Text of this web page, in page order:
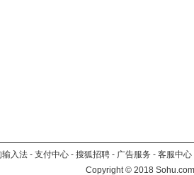
输入法 - 支付中心 - 搜狐招聘 - 广告服务 - 客服中心
Copyright©2018